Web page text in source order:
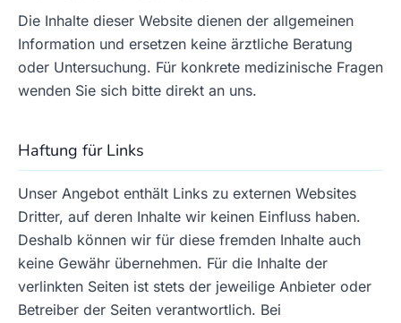
Die Inhalte dieser Website dienen der allgemeinen
Information und ersetzen keine ärztliche Beratung
oder Untersuchung. Für konkrete medizinische Fragen
wenden Sie sich bitte direkt an uns.
Haftung für Links
Unser Angebot enthält Links zu externen Websites
Dritter, auf deren Inhalte wir keinen Einfluss haben.
Deshalb können wir für diese fremden Inhalte auch
keine Gewähr übernehmen. Für die Inhalte der
verlinkten Seiten ist stets der jeweilige Anbieter oder
Betreiber der Seiten verantwortlich. Bei